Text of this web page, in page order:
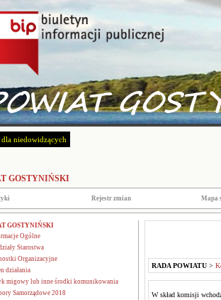
dla niedowidzących
GOSTYNIŃSKI
Rejestr zmian Mapa
GOSTYNIŃSKI
Ogólne
Starostwa
Organizacyjne
działania
migowy lub inne środki komunikowania
Samorządowe 2018
RADA POWIATU >
W skład komisji